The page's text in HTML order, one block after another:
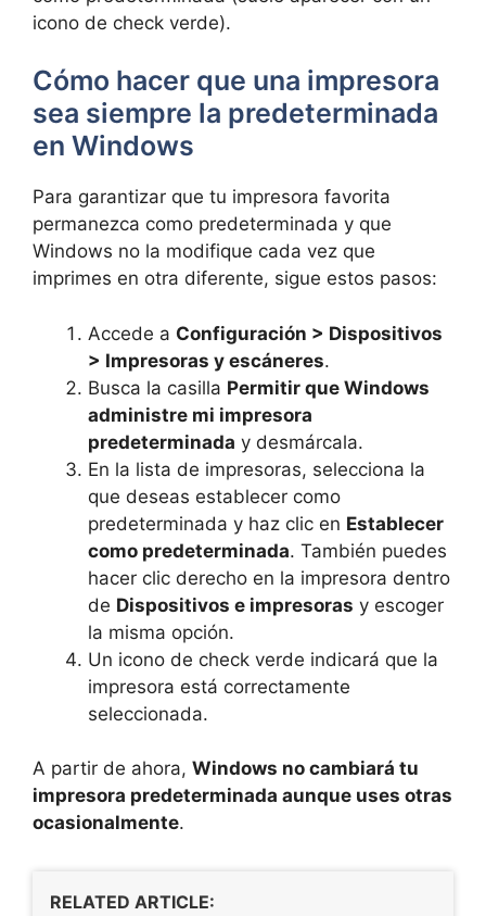
icono de check verde).
Cómo hacer que una impresora
sea siempre la predeterminada
en Windows
Para garantizar que tu impresora favorita
permanezca como predeterminada y que
Windows no la modifique cada vez que
imprimes en otra diferente, sigue estos pasos:
Accede a Configuración > Dispositivos
> Impresoras y escáneres.
Busca la casilla Permitir que Windows
administre mi impresora
predeterminada y desmárcala.
En la lista de impresoras, selecciona la
que deseas establecer como
predeterminada y haz clic en Establecer
como predeterminada. También puedes
hacer clic derecho en la impresora dentro
de Dispositivos e impresoras y escoger
la misma opción.
Un icono de check verde indicará que la
impresora está correctamente
seleccionada.
A partir de ahora, Windows no cambiará tu
impresora predeterminada aunque uses otras
ocasionalmente.
RELATED ARTICLE: